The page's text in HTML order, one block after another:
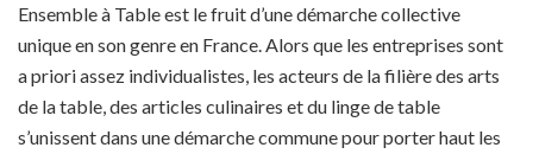
Ensemble à Table est le fruit d’une démarche collective
unique en son genre en France. Alors que les entreprises sont
a priori assez individualistes, les acteurs de la filière des arts
de la table, des articles culinaires et du linge de table
s’unissent dans une démarche commune pour porter haut les